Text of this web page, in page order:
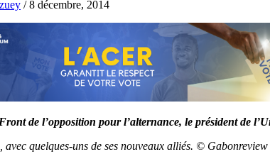
/8 décembre, 2014
de l’opposition pour l’alternance, le président de
quelques-uns de ses nouveaux alliés. © Gabonreview